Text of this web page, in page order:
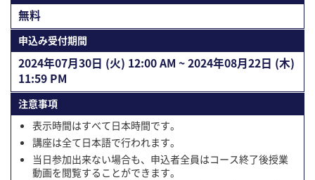
無料
申込み受付期間
2024年07⽉30⽇ (火) 12:00 AM ~ 2024年08⽉22⽇ (木)
11:59 PM
注意事項
表示時間はすべて日本時間です。
講座は全て日本語で行われます。
当日参加出来ない場合も、申込者全員はコース終了後授業
動画を閲覧することができます。